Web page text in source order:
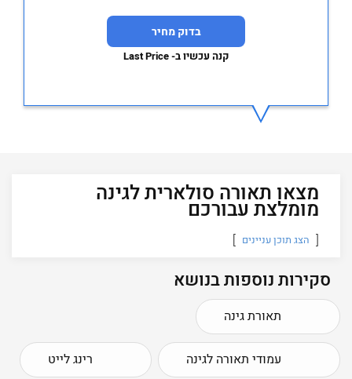
בדוק מחיר
קנה עכשיו ב- Last Price
מצאו תאורה סולארית לגינה
מומלצת עבורכם
הצג תוכן עניינים
סקירות נוספות בנושא
תאורת גינה
עמודי תאורה לגינה רינג לייט